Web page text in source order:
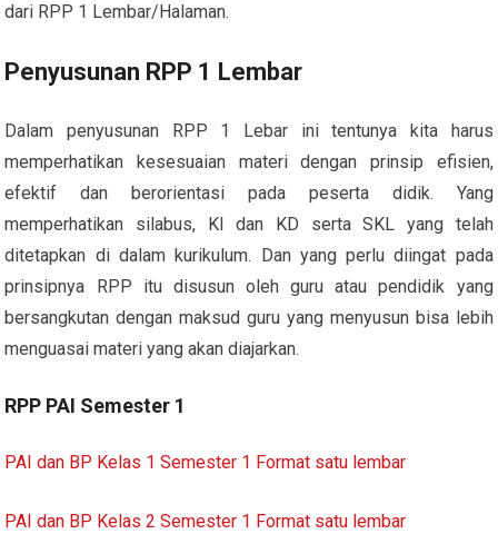
dari RPP 1 Lembar/Halaman.
Penyusunan RPP 1 Lembar
Dalam penyusunan RPP 1 Lebar ini tentunya kita harus
memperhatikan kesesuaian materi dengan prinsip efisien,
efektif dan berorientasi pada peserta didik. Yang
memperhatikan silabus, KI dan KD serta SKL yang telah
ditetapkan di dalam kurikulum. Dan yang perlu diingat pada
prinsipnya RPP itu disusun oleh guru atau pendidik yang
bersangkutan dengan maksud guru yang menyusun bisa lebih
menguasai materi yang akan diajarkan.
RPP PAI Semester 1
PAI dan BP Kelas 1 Semester 1 Format satu lembar
PAI dan BP Kelas 2 Semester 1 Format satu lembar